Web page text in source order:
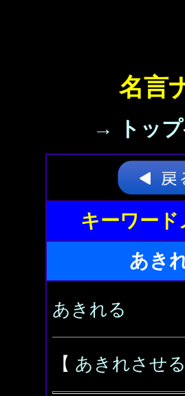
名言
→ トッ
キーワード
あき
あきれる
【 あきれさせる